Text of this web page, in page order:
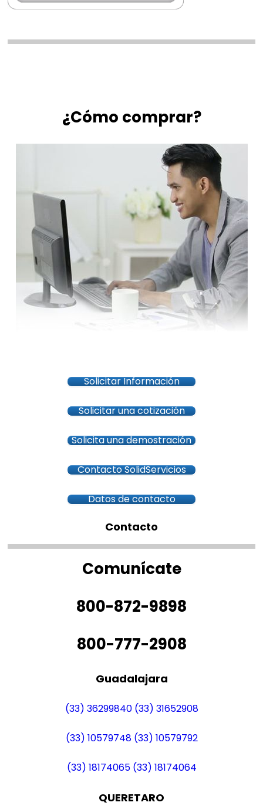
¿Cómo comprar?
Solicitar Información
Solicitar una cotización
Solicita una demostración
Contacto SolidServicios
Datos de contacto
Contacto
Comunícate
800-872-9898
800-777-2908
Guadalajara
(33) 36299840 (33) 31652908
(33) 10579748 (33) 10579792
(33) 18174065 (33) 18174064
QUERETARO